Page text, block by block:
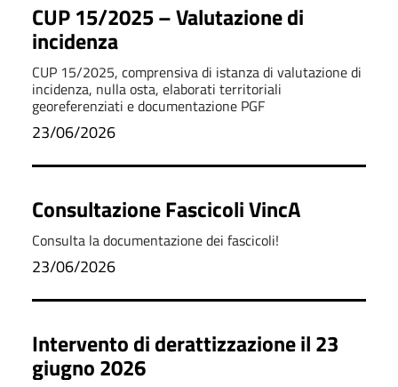
CUP 15/2025 – Valutazione di
incidenza
CUP 15/2025, comprensiva di istanza di valutazione di
incidenza, nulla osta, elaborati territoriali
georeferenziati e documentazione PGF
23/06/2026
Consultazione Fascicoli VincA
Consulta la documentazione dei fascicoli!
23/06/2026
Intervento di derattizzazione il 23
giugno 2026